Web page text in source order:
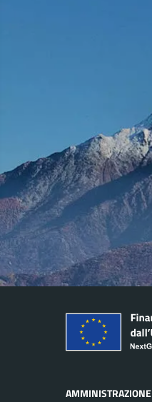
AMMINISTRAZIONE